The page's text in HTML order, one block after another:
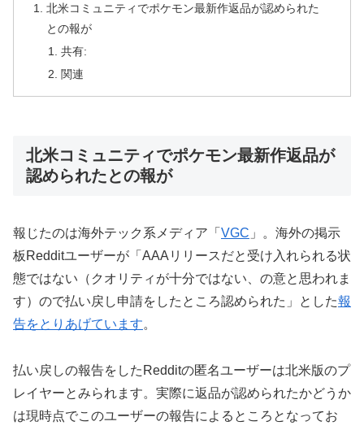
北米コミュニティでポケモン最新作返品が認められた
との報が
共有:
関連
北米コミュニティでポケモン最新作返品が
認められたとの報が
報じたのは海外テック系メディア「 VGC 」。海外の掲示
板Redditユーザーが「AAAリリースだと受け入れられる状
態ではない（クオリティが十分ではない、の意と思われま
す）ので払い戻し申請をしたところ認められた」とした報
告をとりあげています。
払い戻しの報告をしたRedditの匿名ユーザーは北米版のプ
レイヤーとみられます。実際に返品が認められたかどうか
は現時点でこのユーザーの報告によるところとなってお